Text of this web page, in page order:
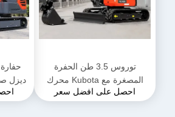
توروس 3.5 طن الحفرة
المصغرة مع Kubota محرك
الحفرة المجهرية متعددة
احصل على افضل سعر
ديزل
2285 ملم للأعمال البلدية